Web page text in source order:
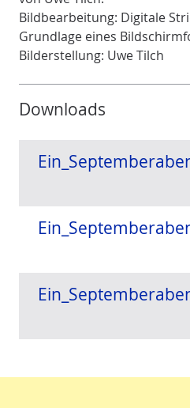
Bildbearbeitung: Digitale
Grundlage eines
Bilderstellung: Uwe Tilch
Downloads